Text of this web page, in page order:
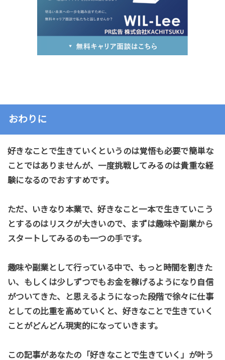
おわりに
好きなことで生きていくというのは覚悟も必要で簡単な
ことではありませんが、一度挑戦してみるのは貴重な経
験になるのでおすすめです。
ただ、いきなり本業で、好きなこと一本で生きていこう
とするのはリスクが大きいので、まずは趣味や副業から
スタートしてみるのも一つの手です。
趣味や副業として行っている中で、もっと時間を割きた
い、もしくは少しずつでもお金を稼げるようになり自信
がついてきた、と思えるようになった段階で徐々に仕事
としての比重を高めていくと、好きなことで生きていく
ことがどんどん現実的になっていきます。
この記事があなたの「好きなことで生きていく」が叶う